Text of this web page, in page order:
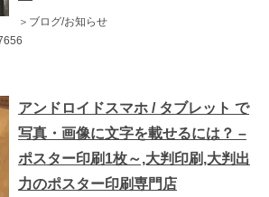
＞ブログ/お知らせ
アンドロイドスマホ / タブレット で
写真・画像に文字を載せるには？ –
ポスター印刷1枚～,大判印刷,大判出
力のポスター印刷専門店